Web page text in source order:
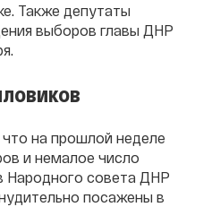
Также депутаты
выборов главы ДНР
на прошлой неделе
и немалое число
Народного совета ДНР
посажены в